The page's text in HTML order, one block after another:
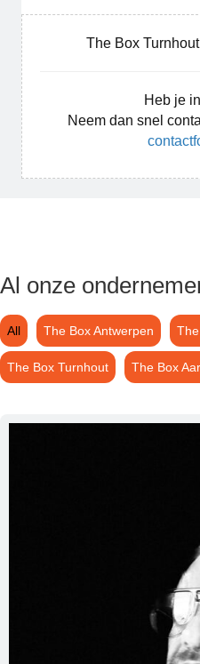
The Box
Heb je
Neem dan snel
Al onze
All The Box Antwerpen
The Box Turnhout The Box